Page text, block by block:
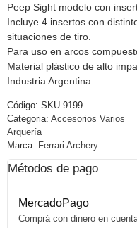
Peep Sight modelo con
Incluye 4 insertos con
situaciones de tiro.
Para uso en arcos
Material plástico de alto
Industria Argentina
Código: SKU 9199
Categoria: Accesorios Varios
Arquería
Marca: Ferrari Archery
Métodos de pago
MercadoPago
Comprá con dinero en